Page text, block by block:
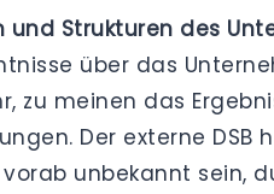
und Strukturen des
über das
zu meinen das
Der externe
unbekannt sein,